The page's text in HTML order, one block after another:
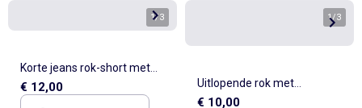
1/3
Korte jeans rok-short met
knopen
€ 12,00
1/3
Uitlopende rok met
elastische tailleband van
€ 10,00